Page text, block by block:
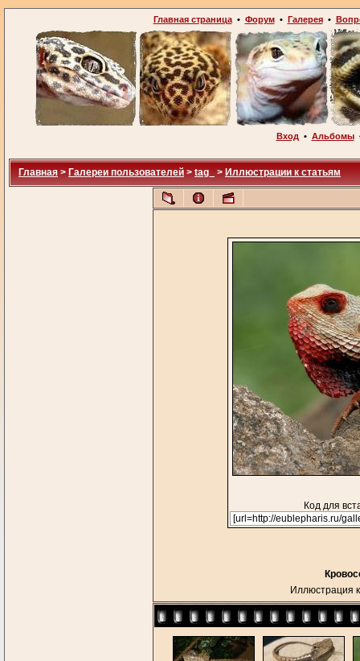
Главная страница• Форум• Галерея•
Вход • Альбомы
Главная > Галереи пользователей > tag_ > Иллюстрации к статьям
Код для
Иллюстрация